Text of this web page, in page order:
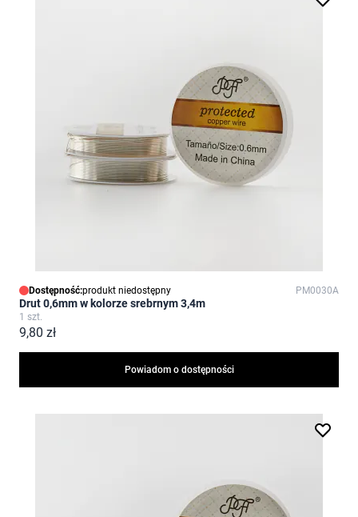
Dostępność:produkt niedostępny PM0030A
Drut 0,6mm w kolorze srebrnym 3,4m
1 szt.
9,80 zł
Powiadom o dostępności